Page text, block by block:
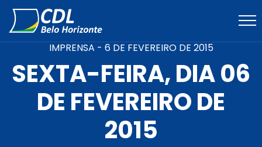
IMPRENSA - 6 DE FEVEREIRO DE 2015
SEXTA-FEIRA, DIA 06
DE FEVEREIRO DE
2015